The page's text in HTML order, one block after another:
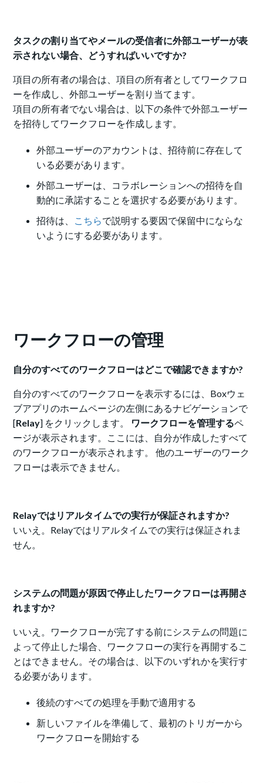
タスクの割り当てやメールの受信者に外部ユーザーが表
示されない場合、どうすればいいですか?
項目の所有者の場合は、項目の所有者としてワークフロ
ーを作成し、外部ユーザーを割り当てます。
項目の所有者でない場合は、以下の条件で外部ユーザー
を招待してワークフローを作成します。
外部ユーザーのアカウントは、招待前に存在して
いる必要があります。
外部ユーザーは、コラボレーションへの招待を自
動的に承諾することを選択する必要があります。
招待は、 こちらで説明する要因で保留中にならな
いようにする必要があります。
ワークフローの管理
自分のすべてのワークフローはどこで確認できますか?
自分のすべてのワークフローを表示するには、Boxウェ
ブアプリのホームページの左側にあるナビゲーションで
[Relay] をクリックします。 ワークフローを管理するペ
ージが表示されます。ここには、自分が作成したすべて
のワークフローが表示されます。 他のユーザーのワーク
フローは表示できません。
Relayではリアルタイムでの実行が保証されますか?
いいえ。Relayではリアルタイムでの実行は保証されま
せん。
システムの問題が原因で停止したワークフローは再開さ
れますか?
いいえ。ワークフローが完了する前にシステムの問題に
よって停止した場合、ワークフローの実行を再開するこ
とはできません。その場合は、以下のいずれかを実行す
る必要があります。
後続のすべての処理を手動で適用する
新しいファイルを準備して、最初のトリガーから
ワークフローを開始する